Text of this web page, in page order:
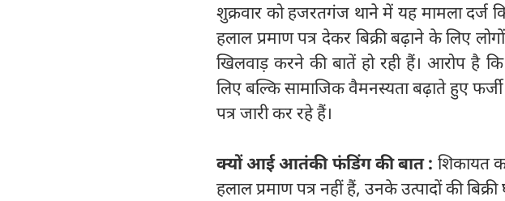
शुक्रवार को हजरतगंज थाने में यह मामला दर्ज
हलाल प्रमाण पत्र देकर बिक्री बढ़ाने के लिए
खिलवाड़ करने की बातें हो रही हैं। आरोप
लिए बल्कि सामाजिक वैमनस्यता बढ़ाते हुए
पत्र जारी कर रहे हैं।
क्‍यों आई आतंकी फंडिंग की बात : शिकायत
हलाल प्रमाण पत्र नहीं हैं, उनके उत्पादों की